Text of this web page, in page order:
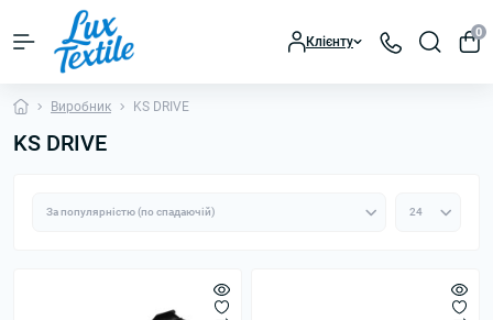
Клієнту
0
Виробник KS DRIVE
KS DRIVE